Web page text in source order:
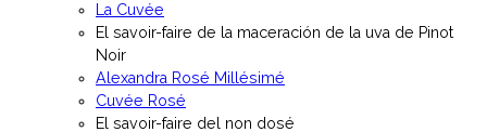
La Cuvée
El savoir-faire de la maceración de la uva de Pinot
Noir
Alexandra Rosé Millésimé
Cuvée Rosé
El savoir-faire del non dosé